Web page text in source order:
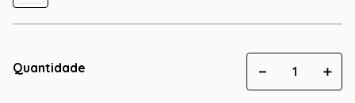
Quantidade ＋
－